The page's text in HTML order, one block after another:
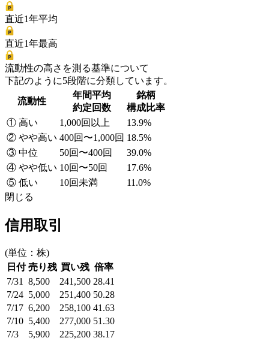
直近1年平均
直近1年最高
流動性の高さを測る基準について
下記のように5段階に分類しています。
流動性
年間平均
約定回数
銘柄
構成比率
① 高い
1,000回以上
13.9%
② やや高い 400回〜1,000回 18.5%
③ 中位
50回〜400回
39.0%
④ やや低い 10回〜50回
17.6%
⑤ 低い
10回未満
11.0%
閉じる
信用取引
(単位：株)
日付 売り残 買い残 倍率
7/31
8,500 241,500 28.41
7/24 5,000 251,400 50.28
7/17 6,200 258,100 41.63
7/10 5,400 277,000 51.30
7/3
5,900 225,200 38.17